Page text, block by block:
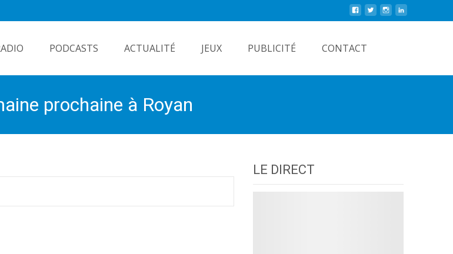
PODCASTS ACTUALITÉ JEUX PUBLICITÉ CONTACT
prochaine à Royan
LE DIRECT